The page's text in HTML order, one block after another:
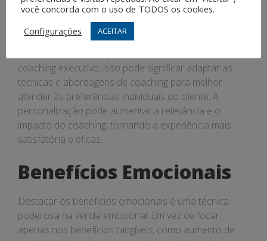
A personalização é uma estratégia eficaz na venda
emocional, pois mostra ao cliente que suas
coaching executivo, isso pode significar adaptar as
técnicas e abordagens de coaching para melhor
atender às preferências individuais do cliente. A
personalização pode aumentar a relevância e o
impacto do coaching, tornando a experiência mais
satisfatória e eficaz.
Benefícios Emocionais
Destacar os benefícios emocionais é uma técnica
poderosa na venda emocional. Em vez de focar
apenas nos benefícios tangíveis, como aumento de
você concorda com o uso de TODOS os cookies.
Configurações
ACEITAR